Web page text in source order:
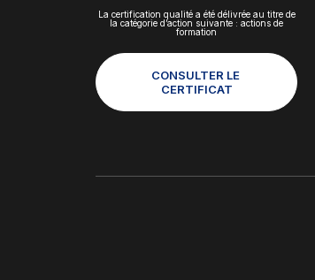
La certification qualité a été délivrée au titre de
la catégorie d’action suivante : actions de
formation
CONSULTER LE
CERTIFICAT